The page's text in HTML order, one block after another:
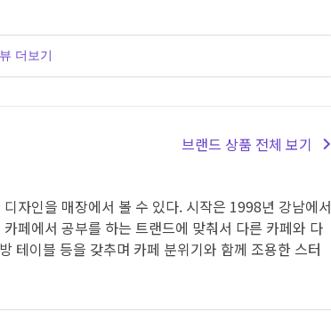
더보기
브랜드 상품 전체 보기
자인을 매장에서 볼 수 있다. 시작은 1998년 강남에서
페에서 공부를 하는 트랜드에 맞춰서 다른 카페와 다
테이블 등을 갖추며 카페 분위기와 함께 조용한 스터